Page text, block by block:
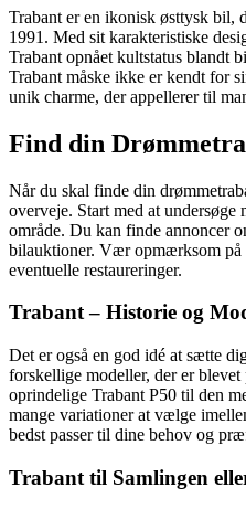
Trabant er en ikonisk østtysk bil,
1991. Med sit karakteristiske
Trabant opnået kultstatus blandt
Trabant måske ikke er kendt for
unik charme, der appellerer til
Find din
Når du skal finde din
overveje. Start med at
område. Du kan finde annoncer
bilauktioner. Vær opmærksom på
eventuelle restaureringer.
Trabant – Historie og
Det er også en god idé at sætte
forskellige modeller, der er blevet
oprindelige Trabant P50 til den
mange variationer at vælge
bedst passer til dine behov og
Trabant til Samlingen